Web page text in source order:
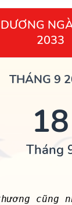
2033
THÁNG 9
18
Tháng